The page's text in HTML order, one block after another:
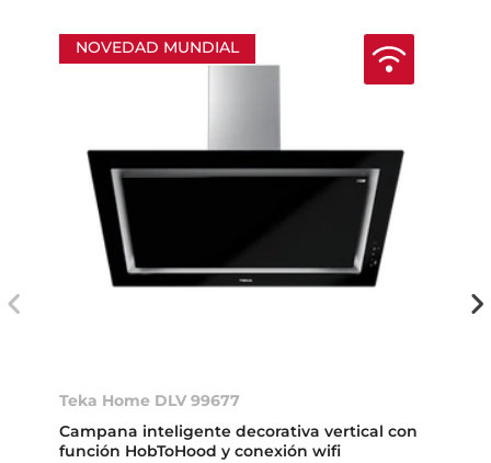
NOVEDAD MUNDIAL
Teka Home DLV 99677
Campana inteligente decorativa vertical con
función HobToHood y conexión wifi